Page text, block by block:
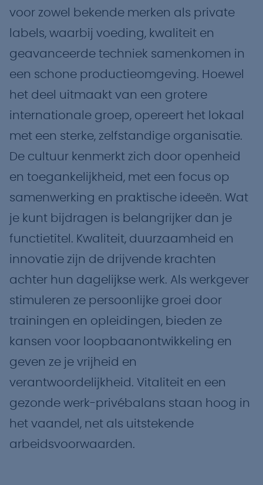
voor zowel bekende merken als private
labels, waarbij voeding, kwaliteit en
geavanceerde techniek samenkomen in
een schone productieomgeving. Hoewel
het deel uitmaakt van een grotere
internationale groep, opereert het lokaal
met een sterke, zelfstandige organisatie.
De cultuur kenmerkt zich door openheid
en toegankelijkheid, met een focus op
samenwerking en praktische ideeën. Wat
je kunt bijdragen is belangrijker dan je
functietitel. Kwaliteit, duurzaamheid en
innovatie zijn de drijvende krachten
achter hun dagelijkse werk. Als werkgever
stimuleren ze persoonlijke groei door
trainingen en opleidingen, bieden ze
kansen voor loopbaanontwikkeling en
geven ze je vrijheid en
verantwoordelijkheid. Vitaliteit en een
gezonde werk-privébalans staan hoog in
het vaandel, net als uitstekende
arbeidsvoorwaarden.